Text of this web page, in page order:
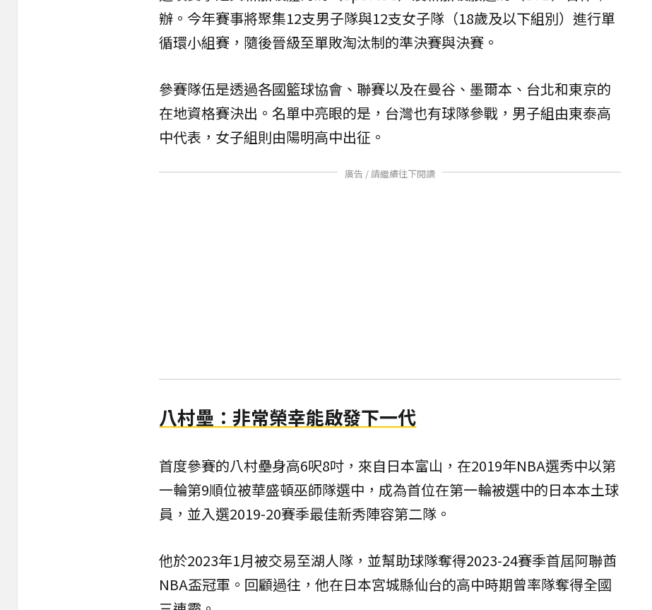
辦。今年賽事將聚集12支男子隊與12支女子隊（18歲及以下組別）進行單
循環小組賽，隨後晉級至單敗淘汰制的準決賽與決賽。
參賽隊伍是透過各國籃球協會、聯賽以及在曼谷、墨爾本、台北和東京的
在地資格賽決出。名單中亮眼的是，台灣也有球隊參戰，男子組由東泰高
中代表，女子組則由陽明高中出征。
廣告 / 請繼續往下閱讀
八村壘：非常榮幸能啟發下一代
首度參賽的八村壘身高6呎8吋，來自日本富山，在2019年NBA選秀中以第
一輪第9順位被華盛頓巫師隊選中，成為首位在第一輪被選中的日本本土球
員，並入選2019-20賽季最佳新秀陣容第二隊。
他於2023年1月被交易至湖人隊，並幫助球隊奪得2023-24賽季首屆阿聯酋
NBA盃冠軍。回顧過往，他在日本宮城縣仙台的高中時期曾率隊奪得全國